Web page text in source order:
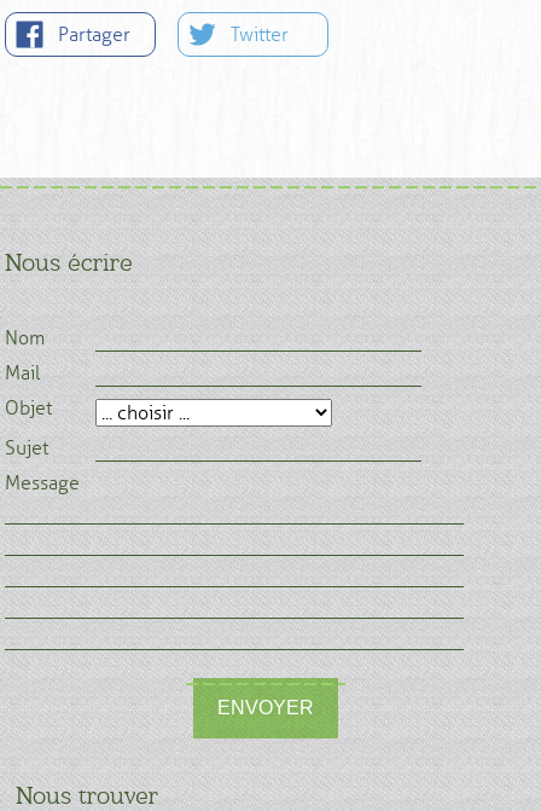
Partager Twitter
Nous écrire
Nom
Mail
Objet
Sujet
Message
ENVOYER
Nous trouver